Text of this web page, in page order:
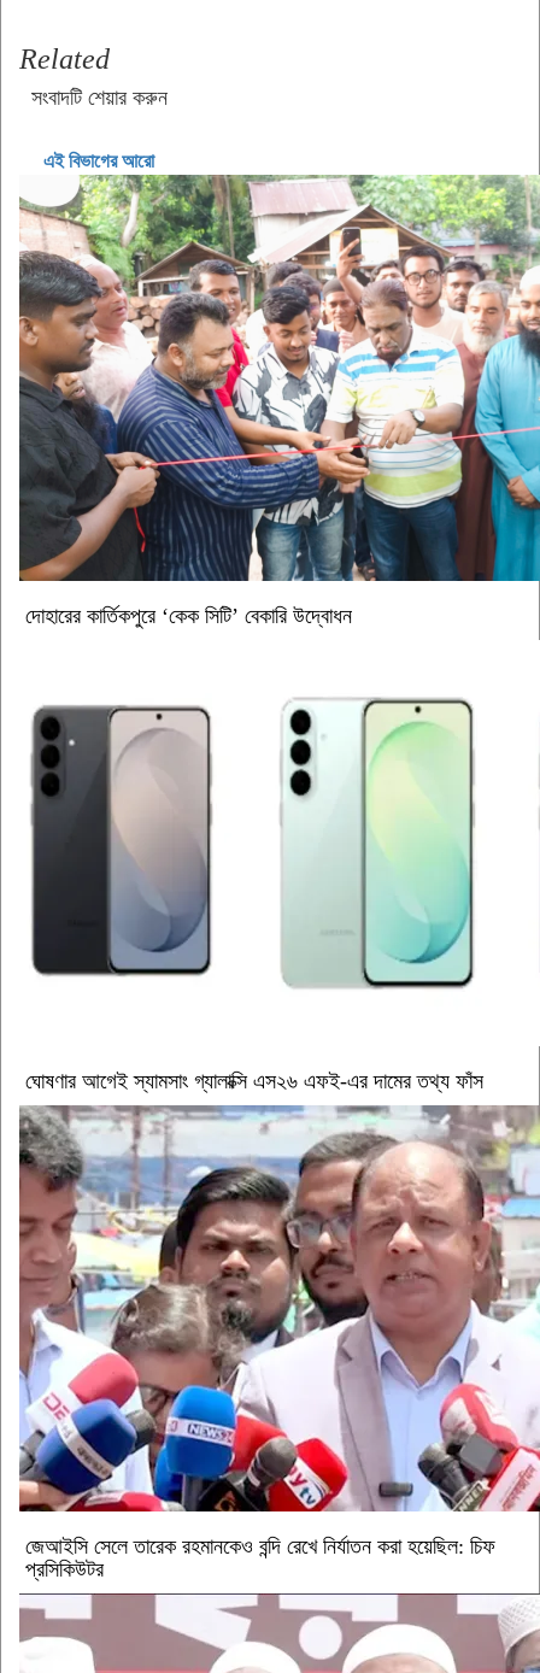
Related
সংবাদটি শেয়ার করুন
এই বিভাগের আরো
দোহারের কার্তিকপুরে ‘কেক সিটি’ বেকারি উদ্বোধন
ঘোষণার আগেই স্যামসাং গ্যালাক্সি এস২৬ এফই-এর দামের তথ্য ফাঁস
জেআইসি সেলে তারেক রহমানকেও বন্দি রেখে নির্যাতন করা হয়েছিল: চিফ
প্রসিকিউটর